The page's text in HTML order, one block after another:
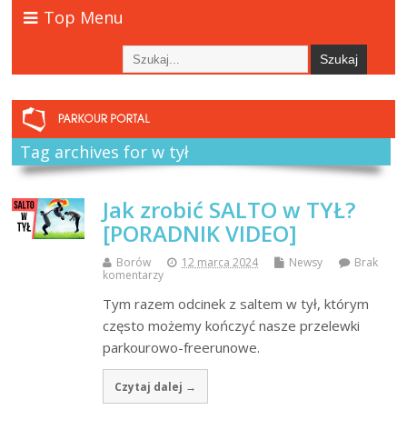
Top Menu
Tag archives for w tył
Jak zrobić SALTO w TYŁ?
[PORADNIK VIDEO]
Borów 12 marca 2024 Newsy
Brak
komentarzy
Tym razem odcinek z saltem w tył, którym
często możemy kończyć nasze przelewki
parkourowo-freerunowe.
Czytaj dalej →